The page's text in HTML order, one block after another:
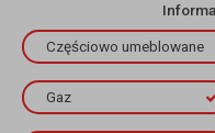
Częściowo umeblowane
Gaz